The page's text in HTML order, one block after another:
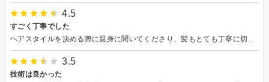
4.5
すごく丁寧でした
3.5
技術は良かった